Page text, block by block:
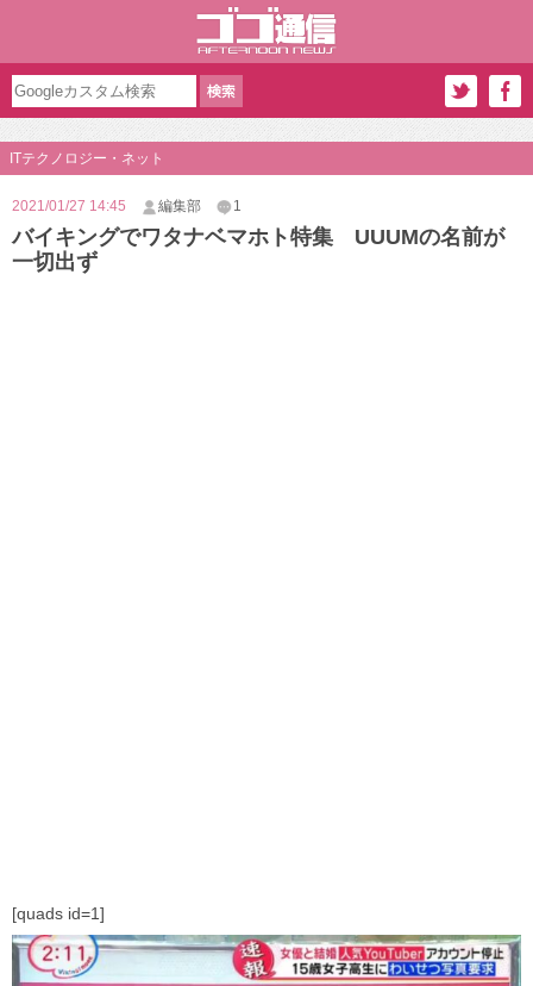
ITテクノロジー・ネット
2021/01/27 14:45 編集部 1
バイキングでワタナベマホト特集 UUUMの名前が
一切出ず
[quads id=1]